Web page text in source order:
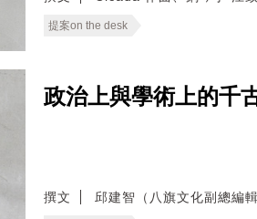
提案on the desk
政治上與學術上的千
撰文 邱建智（八旗文化副總編輯